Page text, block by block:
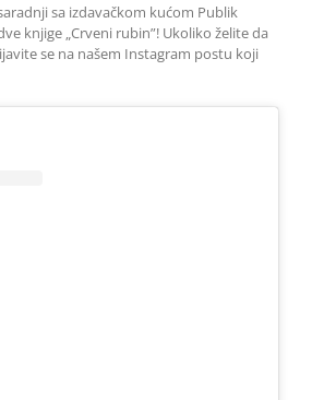
sa izdavačkom kućom Publik
knjige „Crveni rubin”! Ukoliko želite da
se na našem Instagram postu koji